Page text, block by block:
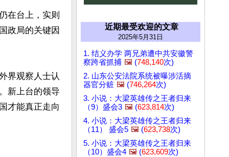
在台上，实则
政局的关键因
界观察人士认
新上台的领导
才能真正走向
近期最受欢迎的文章
2025年5月31日
1. 结义办学 两兄弟遭中共安徽警
察跨省抓捕 🖼️ (748,140次)
2. 山东公安法院系统被曝涉活摘
器官分赃 🖼️ (746,264次)
3. 小说：大梁英雄传之王者归来
（9）盛会3 🖼️ (623,814次)
4. 小说：大梁英雄传之王者归来
（11） 盛会5 🖼️ (623,738次)
5. 小说：大梁英雄传之王者归来
（10）盛会4 🖼️ (623,609次)